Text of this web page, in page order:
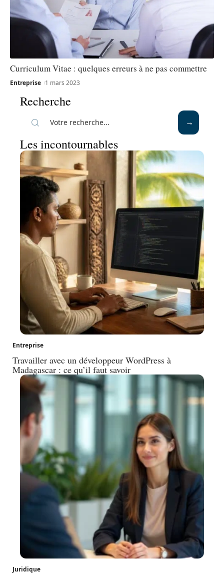
Curriculum Vitae : quelques erreurs à ne pas commettre
Entreprise 1 mars 2023
Recherche
Les incontournables
Entreprise
Travailler avec un développeur WordPress à
Madagascar : ce qu’il faut savoir
Juridique